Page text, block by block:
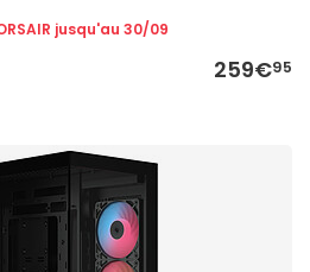
jusqu'au 30/09
259€95